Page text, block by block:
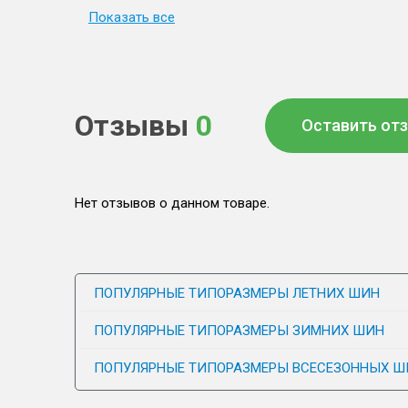
Показать все
Отзывы 0 Оставить
Нет отзывов о данном товаре.
ПОПУЛЯРНЫЕ ТИПОРАЗМЕРЫ ЛЕТНИХ ШИН
ПОПУЛЯРНЫЕ ТИПОРАЗМЕРЫ ЗИМНИХ ШИН
ПОПУЛЯРНЫЕ ТИПОРАЗМЕРЫ ВСЕСЕЗОННЫХ